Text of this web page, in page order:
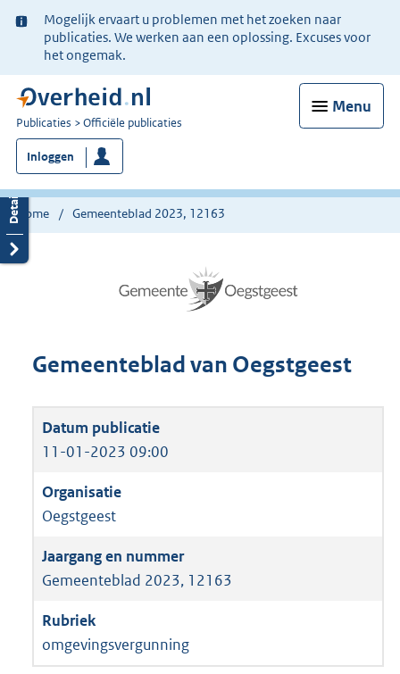
Ter
informatie:
Mogelijk ervaart u problemen met het zoeken naar
publicaties. We werken aan een oplossing. Excuses voor
het ongemak.
Menu
U
bent
nu
hier:
Publicaties Officiële publicaties
Inloggen
Home Gemeenteblad 2023, 12163
Gemeenteblad van Oegstgeest
11-01-2023 09:00
Oegstgeest
Gemeenteblad 2023, 12163
omgevingsvergunning